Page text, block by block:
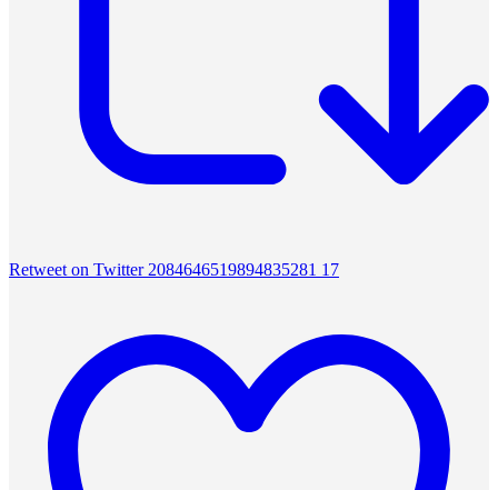
Retweet on Twitter 2084646519894835281 17